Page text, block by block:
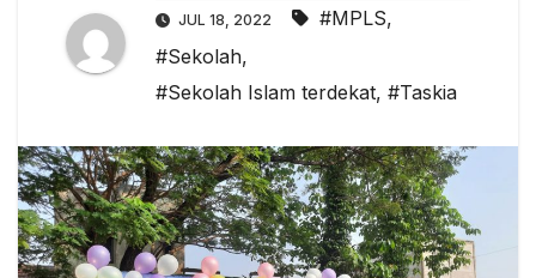
JUL 18, 2022 #MPLS,
#Sekolah,
#Sekolah Islam terdekat, #Taskia